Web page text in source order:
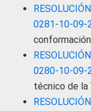
0281-10-09-
0280-10-09-
técnico de la